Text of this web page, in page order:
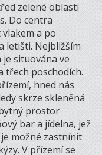
zelené oblasti
Do centra
a po
letišti. Nejbližším
je situována ve
třech poschodích.
hned nás
skrze skleněná
prostor
bar a jídelna, jež
možné zastnínit
V přízemí se